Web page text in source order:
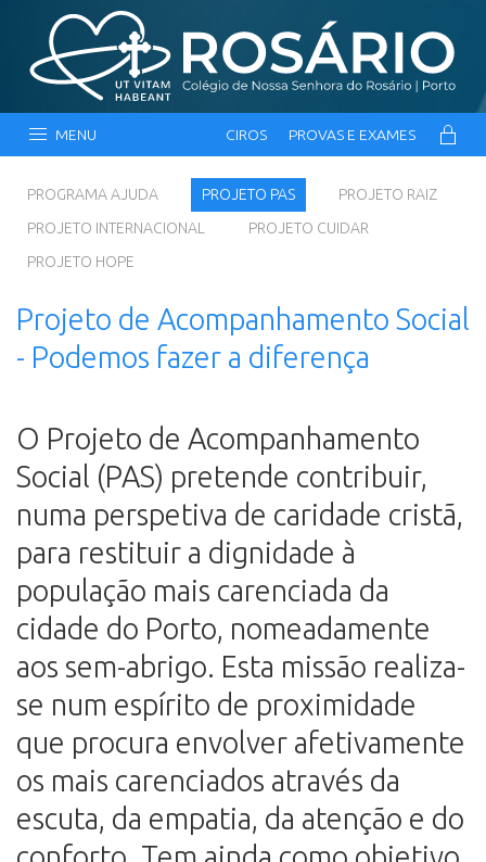
MENU CIROS PROVAS E EXAMES
PROGRAMA AJUDA PROJETO PAS
PROJETO RAIZ
PROJETO INTERNACIONAL
PROJETO CUIDAR
PROJETO HOPE
Projeto de Acompanhamento Social
- Podemos fazer a diferença
O Projeto de Acompanhamento
Social (PAS) pretende contribuir,
numa perspetiva de caridade cristã,
para restituir a dignidade à
população mais carenciada da
cidade do Porto, nomeadamente
aos sem-abrigo. Esta missão realiza-
se num espírito de proximidade
que procura envolver afetivamente
os mais carenciados através da
escuta, da empatia, da atenção e do